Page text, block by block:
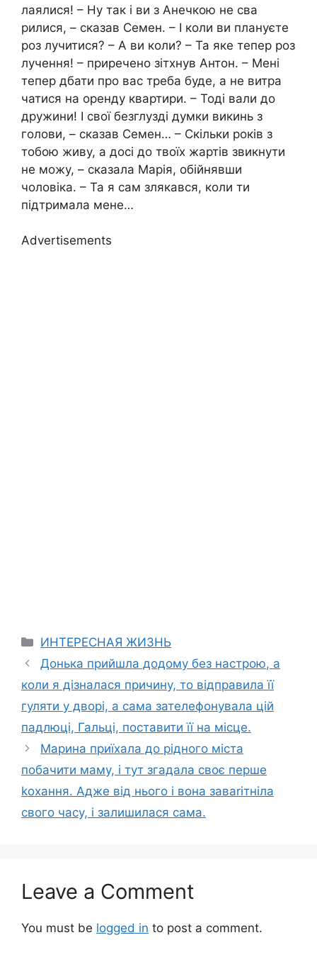
лаялися! – Ну так і ви з Анечкою не сва
рилися, – сказав Семен. – І коли ви плануєте
роз лучитися? – А ви коли? – Та яке тепер роз
лучення! – приречено зітхнув Антон. – Мені
тепер дбати про вас треба буде, а не витра
чатися на оренду квартири. – Тоді вали до
дружини! І свої безглузді думки викинь з
голови, – сказав Семен… – Скільки років з
тобою живу, а досі до твоїх жартів звикнути
не можу, – сказала Марія, обійнявши
чоловіка. – Та я сам злякався, коли ти
підтримала мене…
Advertisements
Categories
ИНТЕРЕСНАЯ ЖИЗНЬ
Донька прийшла додому без настрою, а
коли я дізналася причину, то відправила її
гуляти у дворі, а сама зателефонувала цій
падлюці, Гальці, поставити її на місце.
Марина приїхала до рідного міста
побачити маму, і тут згадала своє перше
kохання. Адже від нього і вона заваrітніла
свого часу, і залишилася сама.
Leave a Comment
You must be logged in to post a comment.